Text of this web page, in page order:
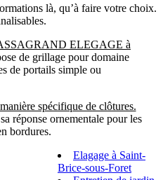
là, qu’à faire votre choix.
ELEGAGE à
de grillage pour domaine
de portails simple ou
spécifique de clôtures.
réponse ornementale pour les
bordures.
Elagage à Saint-
Brice-sous-Foret